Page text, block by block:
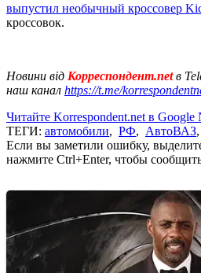
выпустил необычный кроссовер
кроссовок.
Новини від Корреспондент.netв
наш канал https://t.me/
Читайте Korrespondent.net в Google
ТЕГИ: автомобили, РФ, АвтоВАЗ,
Если вы заметили ошибку,
нажмите Ctrl+Enter, чтобы